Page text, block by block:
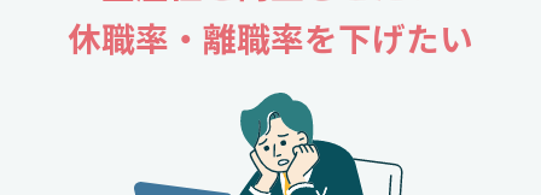
休職率・離職率を下げたい